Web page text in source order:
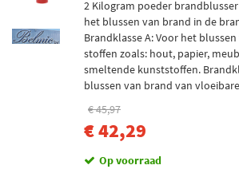
2 Kilogram poeder
het blussen van brand in de
Brandklasse A: Voor het
stoffen zoals: hout, papier,
smeltende kunststoffen.
blussen van brand van
€ 45,97
€ 42,29
Op voorraad